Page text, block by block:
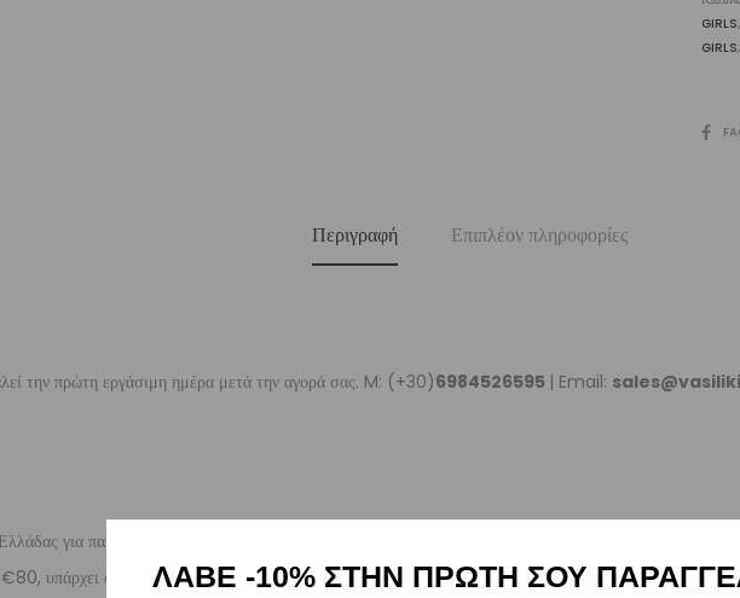
GIRLS,
GIRLS,
SHARE
Περιγραφή Επιπλέον πληροφορίες
την πρώτη εργάσιμη ημέρα μετά την αγορά σας. M: (+30)6984526595 | Email:
για παραγγελίες
υπάρχει σταθερή χρέωση εξόδων αποστολής στα €3
ΛΑΒΕ -10% ΣΤΗΝ ΠΡΩΤΗ ΣΟΥ